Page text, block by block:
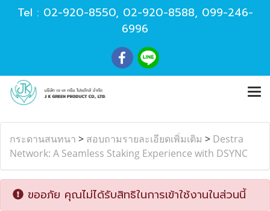
Tel : 02-920-8550, 02-920-8588, 099-246-
6996
กระดานสนทนา > สอบถามรายละเอียดเพิ่มเติม > Destra
Network: A Seamless Staking Experience with DSYNC
ขออภัย คุณไม่ได้รับสิทธิในการเข้าใช้งานในส่วนนี้